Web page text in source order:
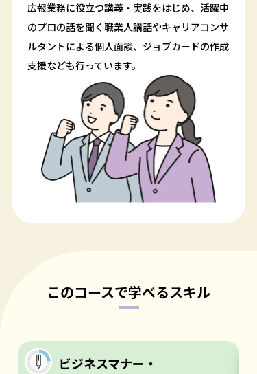
広報業務に役立つ講義・実践をはじめ、活躍中
のプロの話を聞く職業人講話やキャリアコンサ
ルタントによる個人面談、ジョブカードの作成
支援なども行っています。
このコースで学べるスキル
ビジネスマナー・